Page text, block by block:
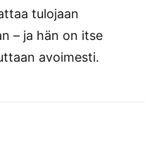
tulojaan
– ja hän on itse
avoimesti.